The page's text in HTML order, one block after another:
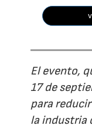
El evento,
17 de
para
la industria